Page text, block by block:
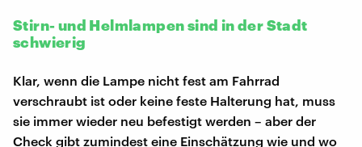
Stirn- und Helmlampen sind in der Stadt
schwierig
Klar, wenn die Lampe nicht fest am Fahrrad
verschraubt ist oder keine feste Halterung hat, muss
sie immer wieder neu befestigt werden – aber der
Check gibt zumindest eine Einschätzung wie und wo